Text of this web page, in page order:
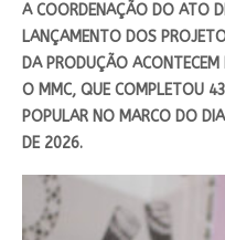
A COORDENAÇÃO DO ATO
LANÇAMENTO DOS
DA PRODUÇÃO
O MMC, QUE COMPLETOU
POPULAR NO MARCO DO
DE 2026.